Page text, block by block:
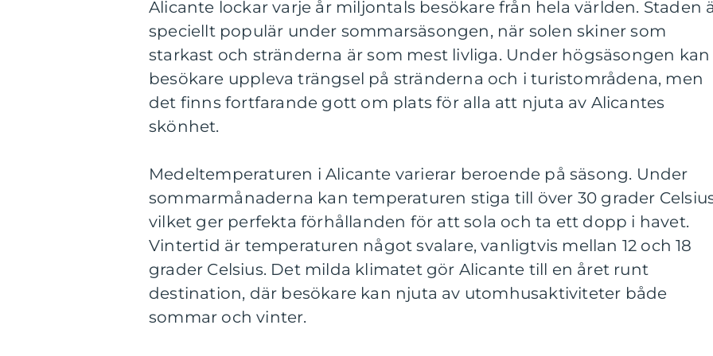
Alicante lockar varje år miljontals besökare från hela världen. Staden
speciellt populär under sommarsäsongen, när solen skiner som
starkast och stränderna är som mest livliga. Under högsäsongen kan
besökare uppleva trängsel på stränderna och i turistområdena, men
det finns fortfarande gott om plats för alla att njuta av Alicantes
skönhet.
Medeltemperaturen i Alicante varierar beroende på säsong. Under
sommarmånaderna kan temperaturen stiga till över 30 grader
vilket ger perfekta förhållanden för att sola och ta ett dopp i havet.
Vintertid är temperaturen något svalare, vanligtvis mellan 12 och 18
grader Celsius. Det milda klimatet gör Alicante till en året runt
destination, där besökare kan njuta av utomhusaktiviteter både
sommar och vinter.